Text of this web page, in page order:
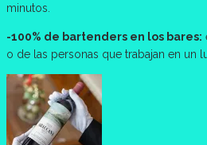
minutos.
-100% de bartenders en los bares:
o de las personas que trabajan en un